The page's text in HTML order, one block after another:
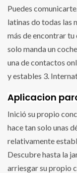
Puedes
latinas do todas las
más de encontrar tu
solo manda un
una de contactos
y estables 3.
Aplicacion
Inició su propio
hace tan solo unas
relativamente
Descubre hasta la
arriesgar su propio